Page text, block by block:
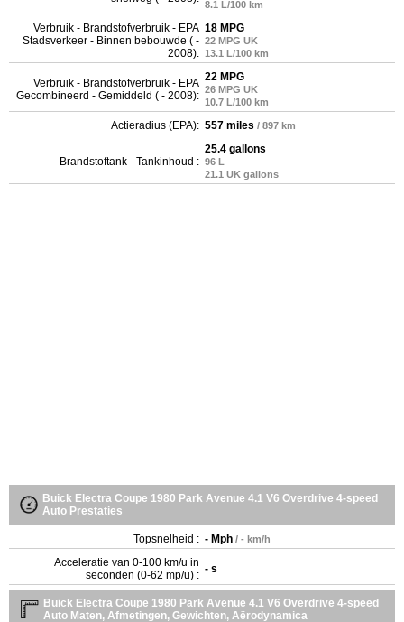
8.1 L/100 km
Verbruik - Brandstofverbruik - EPA
Stadsverkeer - Binnen bebouwde ( -
2008):
18 MPG
22 MPG UK
13.1 L/100 km
Verbruik - Brandstofverbruik - EPA
Gecombineerd - Gemiddeld ( - 2008):
22 MPG
26 MPG UK
10.7 L/100 km
Actieradius (EPA): 557 miles / 897 km
Brandstoftank - Tankinhoud :
25.4 gallons
96 L
21.1 UK gallons
Buick Electra Coupe 1980 Park Avenue 4.1 V6 Overdrive 4-speed
Auto Prestaties
Topsnelheid : - Mph / - km/h
Acceleratie van 0-100 km/u in
seconden (0-62 mp/u) : - s
Buick Electra Coupe 1980 Park Avenue 4.1 V6 Overdrive 4-speed
Auto Maten, Afmetingen, Gewichten, Aërodynamica